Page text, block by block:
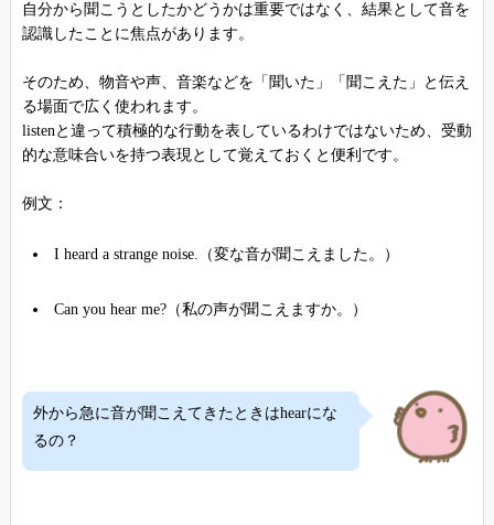
自分から聞こうとしたかどうかは重要ではなく、結果として音を
認識したことに焦点があります。
そのため、物音や声、音楽などを「聞いた」「聞こえた」と伝え
る場面で広く使われます。
listenと違って積極的な行動を表しているわけではないため、受動
的な意味合いを持つ表現として覚えておくと便利です。
例文：
I heard a strange noise.（変な音が聞こえました。）
Can you hear me?（私の声が聞こえますか。）
外から急に音が聞こえてきたときはhearにな
るの？